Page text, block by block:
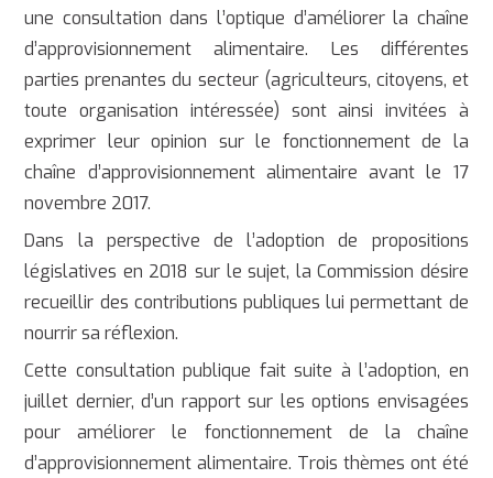
une consultation dans l’optique d’améliorer la chaîne
d’approvisionnement alimentaire. Les différentes
parties prenantes du secteur (agriculteurs, citoyens, et
toute organisation intéressée) sont ainsi invitées à
exprimer leur opinion sur le fonctionnement de la
chaîne d’approvisionnement alimentaire avant le 17
novembre 2017.
Dans la perspective de l’adoption de propositions
législatives en 2018 sur le sujet, la Commission désire
recueillir des contributions publiques lui permettant de
nourrir sa réflexion.
Cette consultation publique fait suite à l’adoption, en
juillet dernier, d’un rapport sur les options envisagées
pour améliorer le fonctionnement de la chaîne
d’approvisionnement alimentaire. Trois thèmes ont été